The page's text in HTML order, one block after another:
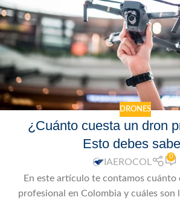
DRONES
¿Cuánto cuesta un dron
Esto debes
IAEROCOL
0
En este artículo te contamos cuánto
profesional en Colombia y cuáles son